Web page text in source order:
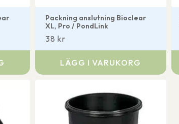
Packning anslutning Bioclear
XL, Pro / PondLink
38 kr
LÄGG I VARUKORG